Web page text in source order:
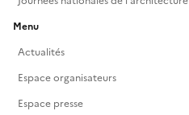
Menu
Actualités
Espace organisateurs
Espace presse